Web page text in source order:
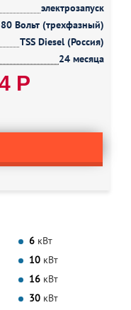
электрозапуск
Вольт (трехфазный)
TSS Diesel (Россия)
24 месяца
Р
6 кВт
10 кВт
16 кВт
30 кВт